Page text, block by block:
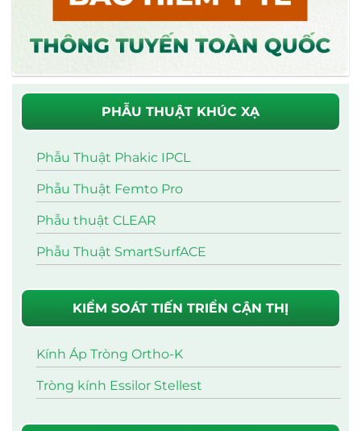
PHẪU THUẬT KHÚC XẠ
Phẫu Thuật Phakic IPCL
Phẫu Thuật Femto Pro
Phẫu thuật CLEAR
Phẫu Thuật SmartSurfACE
KIỂM SOÁT TIẾN TRIỂN CẬN THỊ
Kính Áp Tròng Ortho-K
Tròng kính Essilor Stellest